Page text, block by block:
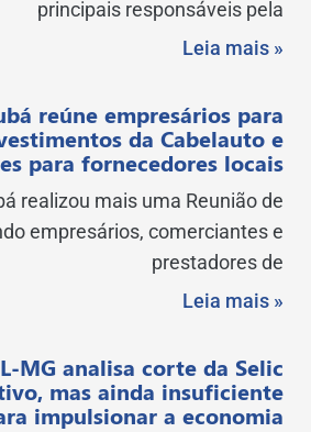
principais responsáveis pela
Leia mais »
reúne empresários para
da Cabelauto e
para fornecedores locais
realizou mais uma Reunião de
empresários, comerciantes e
prestadores de
Leia mais »
MG analisa corte da Selic
mas ainda insuficiente
impulsionar a economia